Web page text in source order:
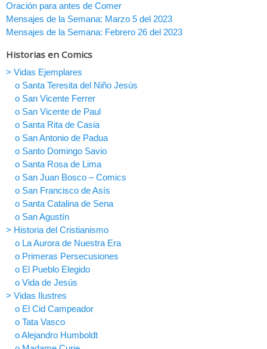
Oración para antes de Comer
Mensajes de la Semana: Marzo 5 del 2023
Mensajes de la Semana: Febrero 26 del 2023
Historias en Comics
> Vidas Ejemplares
o Santa Teresita del Niño Jesús
o San Vicente Ferrer
o San Vicente de Paul
o Santa Rita de Casia
o San Antonio de Padua
o Santo Domingo Savio
o Santa Rosa de Lima
o San Juan Bosco – Comics
o San Francisco de Asís
o Santa Catalina de Sena
o San Agustín
> Historia del Cristianismo
o La Aurora de Nuestra Era
o Primeras Persecusiones
o El Pueblo Elegido
o Vida de Jesús
> Vidas Ilustres
o El Cid Campeador
o Tata Vasco
o Alejandro Humboldt